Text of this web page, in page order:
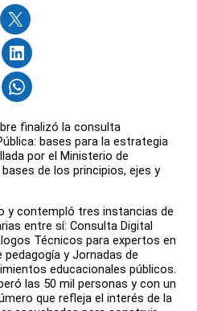
finalizó la consulta
bases para la estrategia
por el Ministerio de
de los principios, ejes y
y contempló tres instancias de
entre sí: Consulta Digital
Técnicos para expertos en
y Jornadas de
educacionales públicos.
las 50 mil personas y con un
que refleja el interés de la